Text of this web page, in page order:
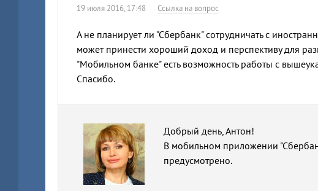
19 июля 2016, 17:48 Ссылка на вопрос
А не планирует ли "Сбербанк" сотрудничать с
может принести хороший доход и перспективу для
"Мобильном банке" есть возможность работы с
Спасибо.
Добрый день, Антон!
В мобильном приложении
предусмотрено.